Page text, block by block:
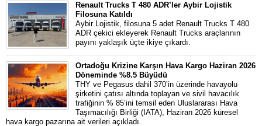
Renault Trucks T 480 ADR’ler Aybir Lojistik
Filosuna Katıldı
Aybir Lojistik, filosuna 5 adet Renault Trucks T 480
ADR çekici ekleyerek Renault Trucks araçlarının
payını yaklaşık üçte ikiye çıkardı.
Ortadoğu Krizine Karşın Hava Kargo Haziran 2026
Döneminde %8.5 Büyüdü
THY ve Pegasus dahil 370’in üzerinde havayolu
şirketini çatısı altında toplayan ve sivil havacılık
trafiğinin % 85’ini temsil eden Uluslararası Hava
Taşımacılığı Birliği (IATA), Haziran 2026 küresel
hava kargo pazarına ait verileri açıkladı.